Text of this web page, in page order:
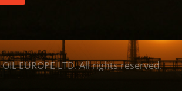
OIL EUROPE LTD. All rights reserved.